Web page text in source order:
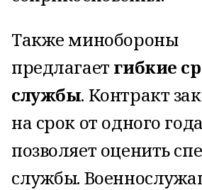
Также минобороны
предлагает гибкие
службы. Контракт
на срок от одного
позволяет оценить
службы.